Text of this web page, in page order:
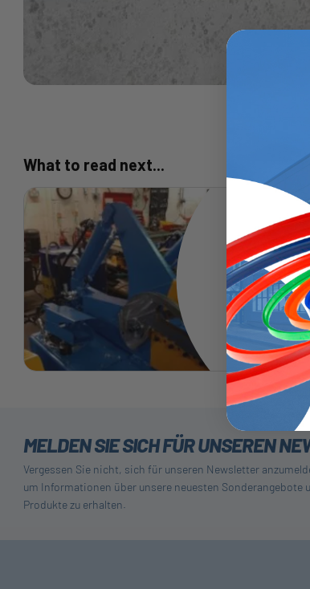
What to read next...
Klicken Sie hier,
MELDEN SIE SICH FÜR UNSEREN
Vergessen Sie nicht, sich für unseren Newsletter
um Informationen über unsere neuesten Sonderangebote
Produkte zu erhalten.